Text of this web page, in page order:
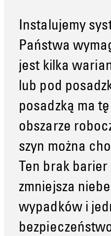
Instalujemy
Państwa
jest kilka
lub pod
posadzką ma
obszarze
szyn można
Ten brak
zmniejsza
wypadków i